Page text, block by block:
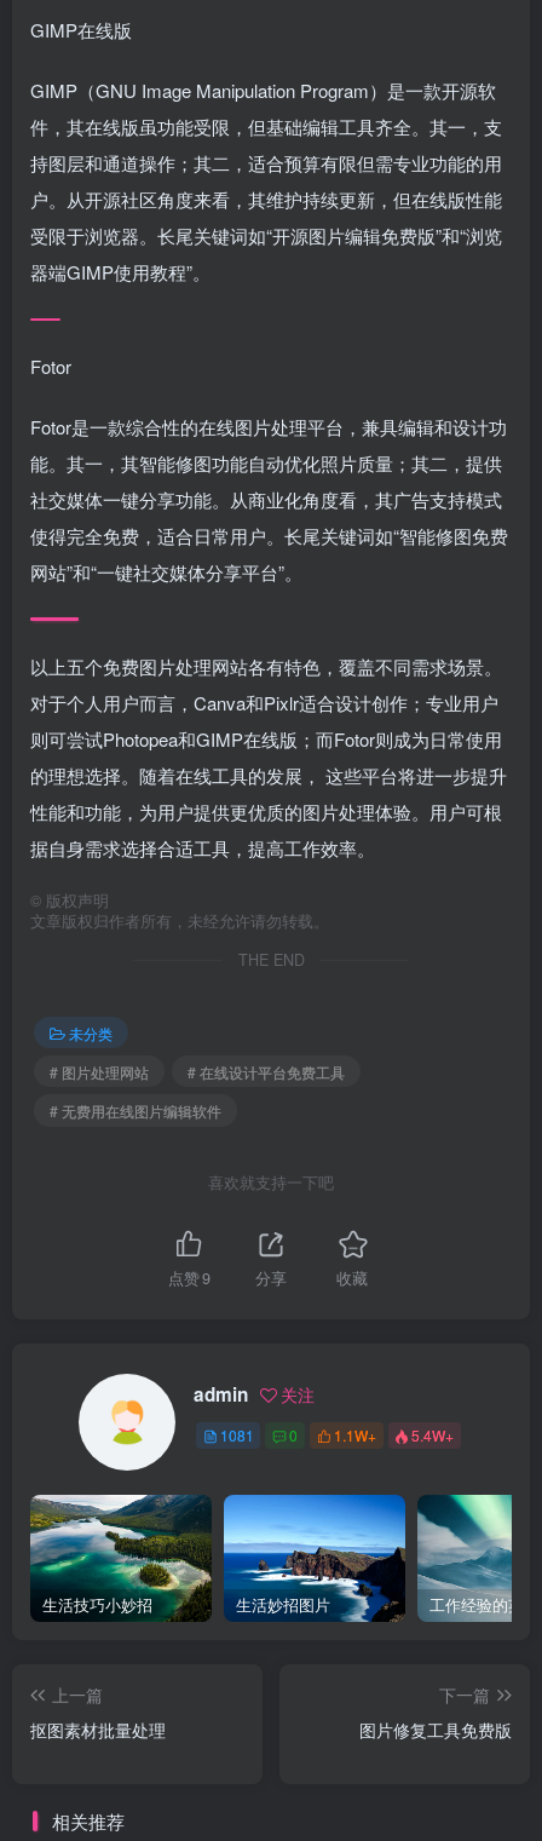
GIMP在线版
GIMP（GNU Image Manipulation Program）是一款开源软
件，其在线版虽功能受限，但基础编辑工具齐全。其一，支
持图层和通道操作；其二，适合预算有限但需专业功能的用
户。从开源社区角度来看，其维护持续更新，但在线版性能
受限于浏览器。长尾关键词如“开源图片编辑免费版”和“浏览
器端GIMP使用教程”。
Fotor
Fotor是一款综合性的在线图片处理平台，兼具编辑和设计功
能。其一，其智能修图功能自动优化照片质量；其二，提供
社交媒体一键分享功能。从商业化角度看，其广告支持模式
使得完全免费，适合日常用户。长尾关键词如“智能修图免费
网站”和“一键社交媒体分享平台”。
以上五个免费图片处理网站各有特色，覆盖不同需求场景。
对于个人用户而言，Canva和Pixlr适合设计创作；专业用户
则可尝试Photopea和GIMP在线版；而Fotor则成为日常使用
的理想选择。随着在线工具的发展， 这些平台将进一步提升
性能和功能，为用户提供更优质的图片处理体验。用户可根
据自身需求选择合适工具，提高工作效率。
© 版权声明
文章版权归作者所有，未经允许请勿转载。
THE END
未分类
# 图片处理网站
# 在线设计平台免费工具
# 无费用在线图片编辑软件
喜欢就支持一下吧
点赞9 分享 收藏
admin 关注
1081 0 1.1W+ 5.4W+
生活技巧小妙招 生活妙招图片 工作经验的英
上一篇
抠图素材批量处理
下一篇
图片修复工具免费版
相关推荐